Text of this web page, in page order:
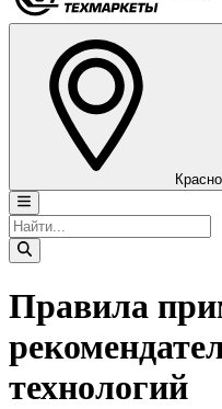
Правила
технологий